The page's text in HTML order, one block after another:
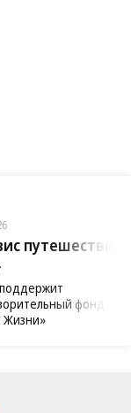
путешествий
фонд
Жизни»